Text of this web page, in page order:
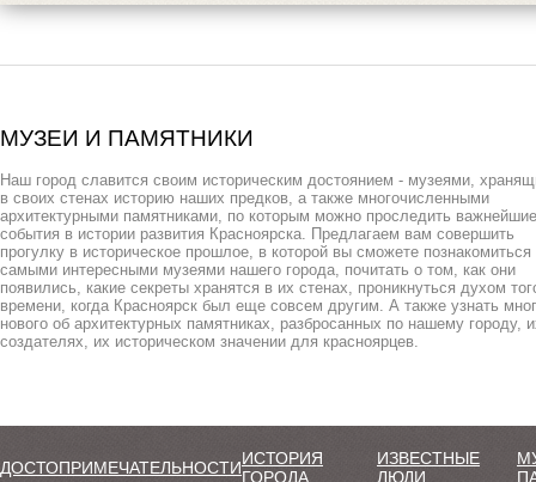
МУЗЕИ И ПАМЯТНИКИ
Наш город славится своим историческим достоянием - музеями,
в своих стенах историю наших предков, а также многочисленными
архитектурными памятниками, по которым можно проследить важнейшие
события в истории развития Красноярска. Предлагаем вам совершить
прогулку в историческое прошлое, в которой вы сможете познакомиться
самыми интересными музеями нашего города, почитать о том, как они
появились, какие секреты хранятся в их стенах, проникнуться духом
времени, когда Красноярск был еще совсем другим. А также узнать
нового об архитектурных памятниках, разбросанных по нашему городу,
создателях, их историческом значении для красноярцев.
ДОСТОПРИМЕЧАТЕЛЬНОСТИИСТОРИЯ
ГОРОДА
ИЗВЕСТНЫЕ
ЛЮДИ